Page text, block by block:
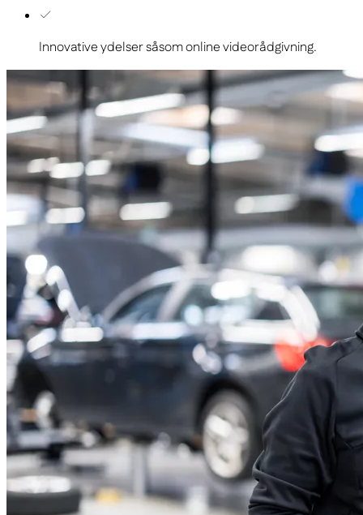
Innovative ydelser såsom online videorådgivning.